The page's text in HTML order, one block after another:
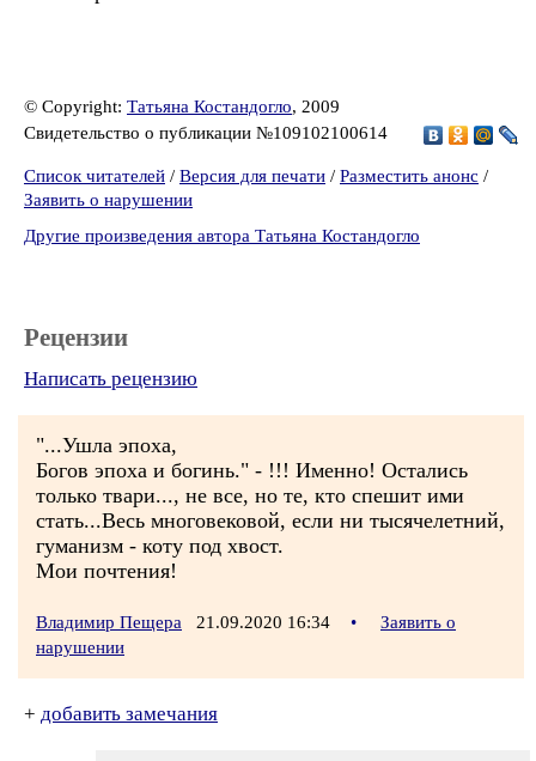
© Copyright: Татьяна Костандогло, 2009
Свидетельство о публикации №109102100614
Список читателей / Версия для печати / Разместить анонс /
Заявить о нарушении
Другие произведения автора Татьяна Костандогло
Рецензии
Написать рецензию
"...Ушла эпоха,
Богов эпоха и богинь." - !!! Именно! Остались
только твари..., не все, но те, кто спешит ими
стать...Весь многовековой, если ни тысячелетний,
гуманизм - коту под хвост.
Мои почтения!
Владимир Пещера 21.09.2020 16:34 •
Заявить о
нарушении
+ добавить замечания